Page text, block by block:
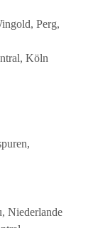
Perg,
Köln
Niederlande